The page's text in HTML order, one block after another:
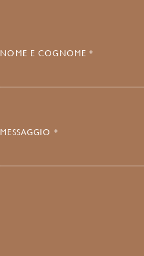
NOME E COGNOME *
MESSAGGIO *